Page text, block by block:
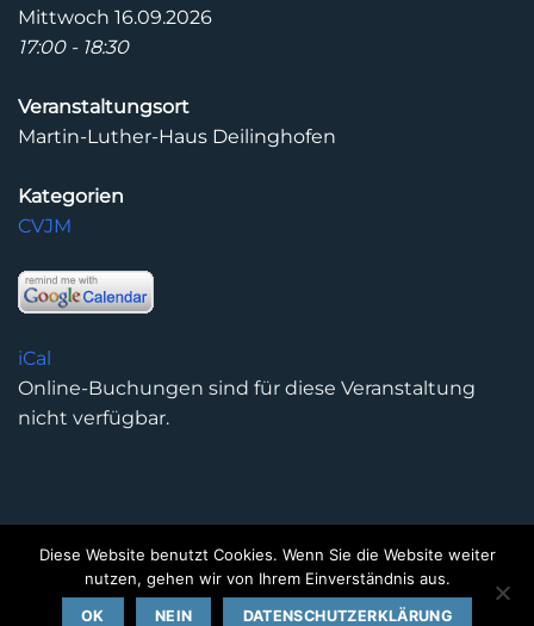
Mittwoch 16.09.2026
17:00 - 18:30
Veranstaltungsort
Martin-Luther-Haus Deilinghofen
Kategorien
CVJM
iCal
Online-Buchungen sind für diese Veranstaltung
nicht verfügbar.
DATENSCHUTZERKLÄRUNG IMPRESSUM KONTAKT
Copyright 2026 ©Kirchengemeinde Deilinghofen- Design
Diese Website benutzt Cookies. Wenn Sie die Website weiter
nutzen, gehen wir von Ihrem Einverständnis aus.
OK NEIN DATENSCHUTZERKLÄRUNG